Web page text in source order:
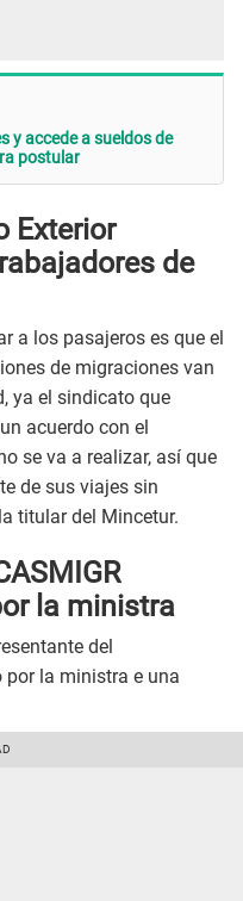
y accede a sueldos de
postular
Exterior
de
a los pasajeros es que el
de migraciones van
ya el sindicato que
acuerdo con el
se va a realizar, así que
de sus viajes sin
titular del Mincetur.
la ministra
del
por la ministra e una